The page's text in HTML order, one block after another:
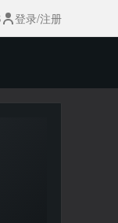
登录/注册